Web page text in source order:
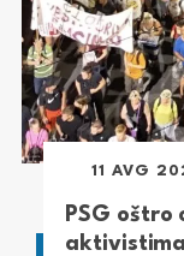
11 AVG
PSG oštro